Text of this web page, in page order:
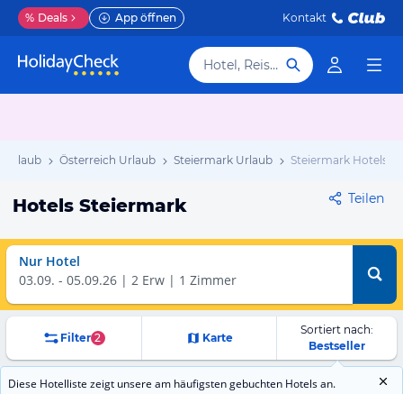
% Deals App öffnen Kontakt
Hotel, Reiseziel
Urlaub Österreich Urlaub Steiermark Urlaub Steiermark Hotels
Hotels Steiermark Teilen
Nur Hotel
03.09. - 05.09.26 2 Erw | 1 Zimmer
Filter 2 Karte
Sortiert nach:
Bestseller
Diese Hotelliste zeigt unsere am häufigsten gebuchten Hotels an.